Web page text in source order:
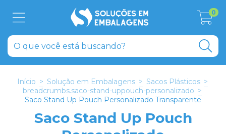
0
Início > Solução em Embalagens > Sacos Plásticos >
breadcrumbs.saco-stand-uppouch-personalizado >
Saco Stand Up Pouch Personalizado Transparente
Saco Stand Up Pouch